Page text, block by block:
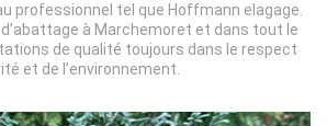
professionnel tel que Hoffmann elagage.
à Marchemoret et dans tout le
de qualité toujours dans le respect
et de l’environnement.